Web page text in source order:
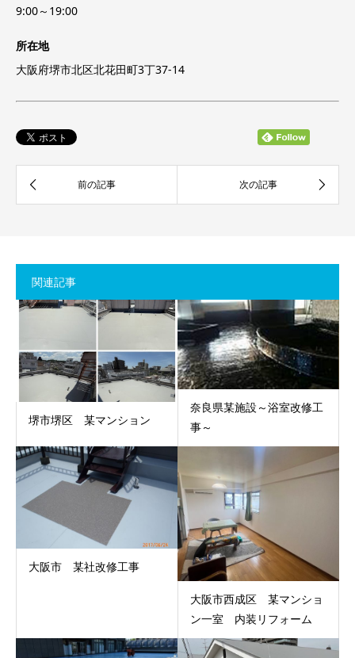
9:00～19:00
所在地
大阪府堺市北区北花田町3丁37-14
関連記事
堺市堺区 某マンション
奈良県某施設～浴室改修工
事～
大阪市 某社改修工事
大阪市西成区 某マンショ
ン一室 内装リフォーム